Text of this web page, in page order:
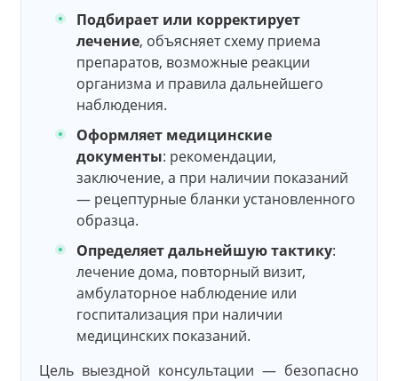
Подбирает или корректирует
лечение, объясняет схему приема
препаратов, возможные реакции
организма и правила дальнейшего
наблюдения.
Оформляет медицинские
документы: рекомендации,
заключение, а при наличии показаний
— рецептурные бланки установленного
образца.
Определяет дальнейшую тактику:
лечение дома, повторный визит,
амбулаторное наблюдение или
госпитализация при наличии
медицинских показаний.
Цель выездной консультации — безопасно